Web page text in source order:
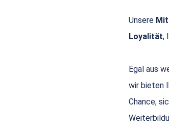
Unsere
Loyalität,
Egal aus
wir bieten
Chance,